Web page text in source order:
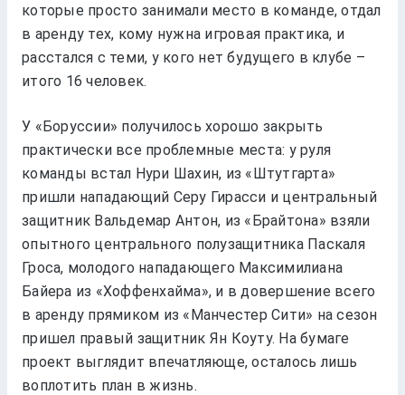
которые просто занимали место в команде, отдал
в аренду тех, кому нужна игровая практика, и
расстался с теми, у кого нет будущего в клубе –
итого 16 человек.
У «Боруссии» получилось хорошо закрыть
практически все проблемные места: у руля
команды встал Нури Шахин, из «Штутгарта»
пришли нападающий Серу Гирасси и центральный
защитник Вальдемар Антон, из «Брайтона» взяли
опытного центрального полузащитника Паскаля
Гроса, молодого нападающего Максимилиана
Байера из «Хоффенхайма», и в довершение всего
в аренду прямиком из «Манчестер Сити» на сезон
пришел правый защитник Ян Коуту. На бумаге
проект выглядит впечатляюще, осталось лишь
воплотить план в жизнь.